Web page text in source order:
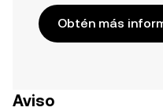
Obtén más
Aviso